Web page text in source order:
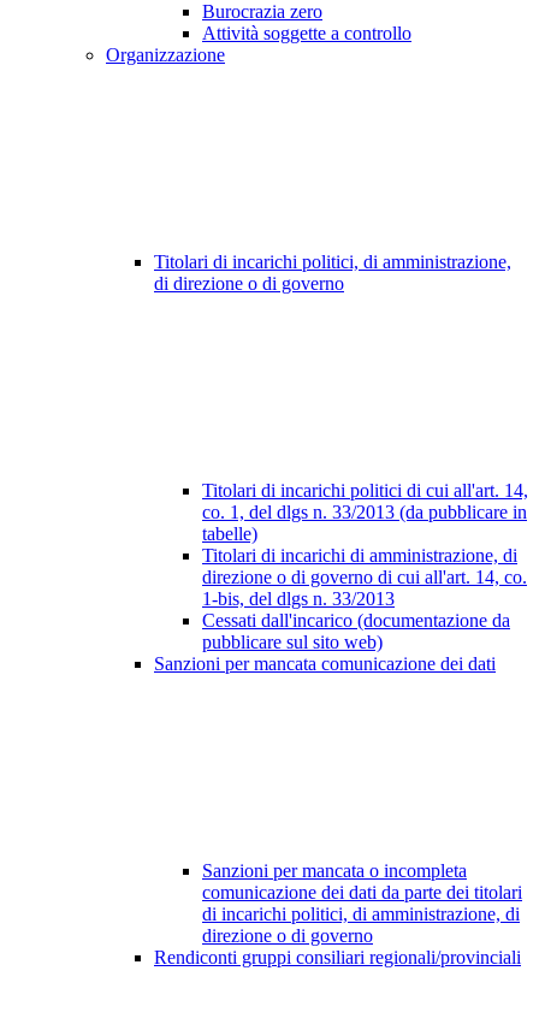
Burocrazia zero
Attività soggette a controllo
Organizzazione
Titolari di incarichi politici, di amministrazione,
di direzione o di governo
Titolari di incarichi politici di cui all'art. 14,
co. 1, del dlgs n. 33/2013 (da pubblicare in
tabelle)
Titolari di incarichi di amministrazione, di
direzione o di governo di cui all'art. 14, co.
1-bis, del dlgs n. 33/2013
Cessati dall'incarico (documentazione da
pubblicare sul sito web)
Sanzioni per mancata comunicazione dei dati
Sanzioni per mancata o incompleta
comunicazione dei dati da parte dei titolari
di incarichi politici, di amministrazione, di
direzione o di governo
Rendiconti gruppi consiliari regionali/provinciali